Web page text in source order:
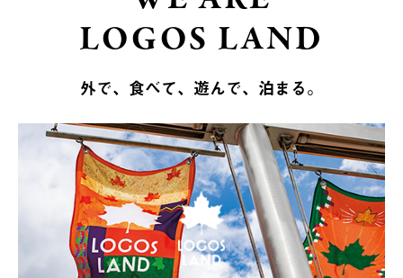
LOGOS LAND
外で、食べて、遊んで、泊まる。